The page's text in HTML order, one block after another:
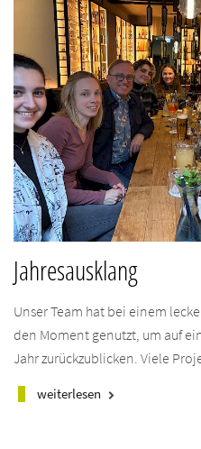
Jahresausklang
Unser Team hat bei einem
den Moment genutzt, um auf
Jahr zurückzublicken. Viele
weiterlesen keyboard_arrow_right